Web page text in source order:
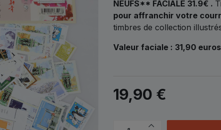
NEUFS** FACIALE 31.9€ .
pour affranchir votre
timbres de collection
Valeur faciale : 31,90 euros
19,90 €